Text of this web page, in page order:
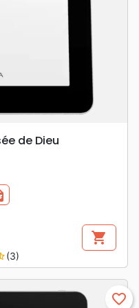
de Dieu
shopping_cart
(3)
favorite_border